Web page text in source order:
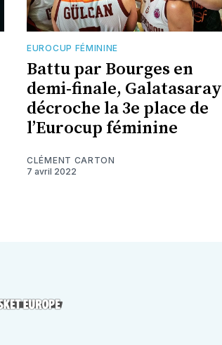
EUROCUP FÉMININE
Battu par Bourges en
demi-finale, Galatasaray
décroche la 3e place de
l’Eurocup féminine
CLÉMENT CARTON
7 avril 2022